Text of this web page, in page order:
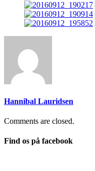
Hannibal Lauridsen
Comments are closed.
Find os på facebook